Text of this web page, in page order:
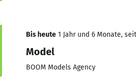
Bis heute 1 Jahr und 6 Monate,
Model
BOOM Models Agency